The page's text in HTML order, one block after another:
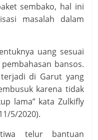
sembako, hal ini
masalah dalam
uang sesuai
bansos.
di Garut yang
karena tidak
lama” kata Zulkifly
5/2020).
telur bantuan